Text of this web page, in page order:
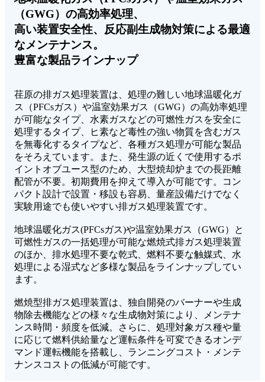
（GWG）の高効率処理、
高い装置安全性、反応副生成物対策による最適
なメンテナンス。
豊富な製品ラインナップ
荏原の排ガス処理装置は、処理の難しい地球温暖化ガ
ス（PFCsガス）や温室効果ガス（GWG）の高効率処理
が可能なタイプ、水素ガスなどの可燃性ガスを安全に
処理するタイプ、ヒ素など毒性の強い物質を含むガス
を無毒化するタイプなど、各種ガス処理が可能な製品
をそろえています。また、発生源の近くで使用するポ
イントオブユース型のため、大型焼却炉までの長距離
配管が不要。初期費用を抑えて導入が可能です。コン
パクト設計で設置・移設も容易、量産設備だけでなく
実験用途でも使いやすい排ガス処理装置です。
地球温暖化ガス(PFCsガス)や温室効果ガス（GWG）と
可燃性ガスの一括処理が可能な燃焼式排ガス処理装置
のほか、排水処理不要な乾式、燃料不要な触媒式、水
処理による湿式など多様な製品をラインナップしてい
ます。
燃焼型排ガス処理装置は、独自開発のバーナーや生成
物除去機能などの様々な生成物対策により、メンテナ
ンス時間・頻度を低減。さらに、処理対象ガス種や量
に応じて燃料供給量など運転条件を可変できるオンデ
マンド運転機能を搭載し、ランニングコスト・メンテ
ナンスコストの低減が可能です。